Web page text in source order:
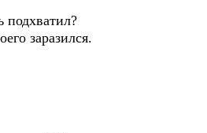
заразился.